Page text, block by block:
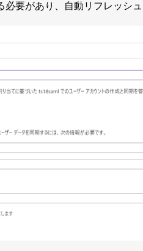
要があり、自動リフレッシ